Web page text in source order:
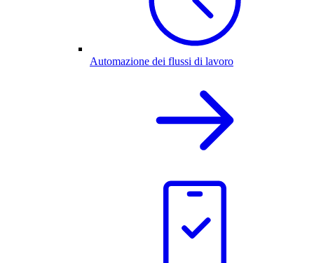
Automazione dei flussi di lavoro